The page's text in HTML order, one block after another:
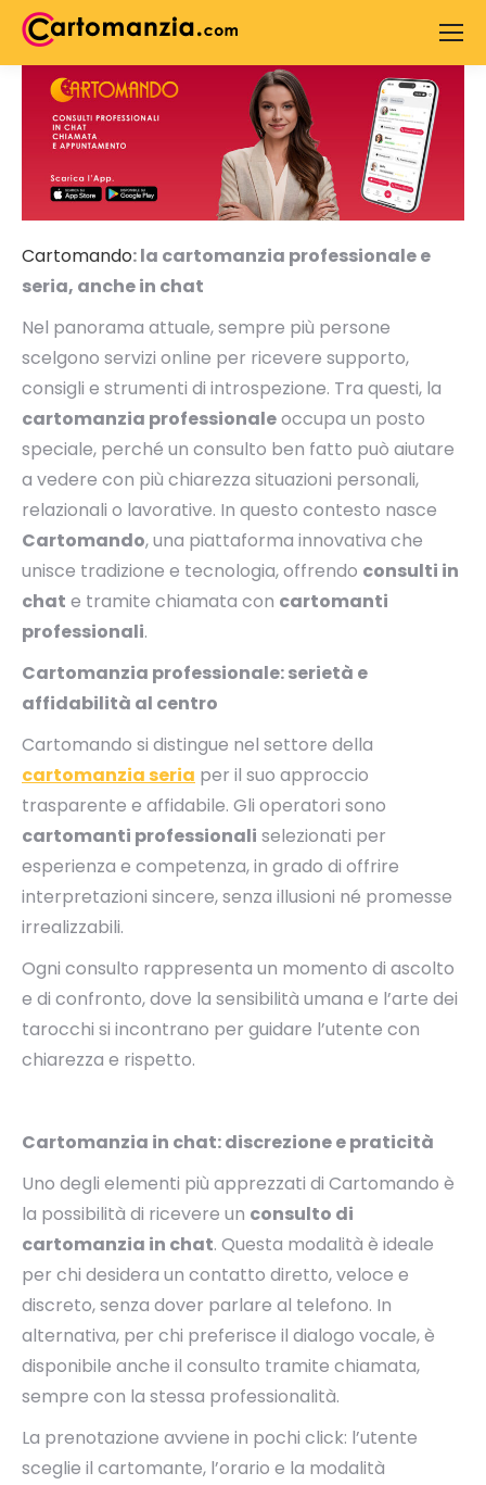
Search:
Cartomando: la cartomanzia professionale e
seria, anche in chat
Nel panorama attuale, sempre più persone
scelgono servizi online per ricevere supporto,
consigli e strumenti di introspezione. Tra questi, la
cartomanzia professionaleoccupa un posto
speciale, perché un consulto ben fatto può aiutare
a vedere con più chiarezza situazioni personali,
relazionali o lavorative. In questo contesto nasce
Cartomando, una piattaforma innovativa che
unisce tradizione e tecnologia, offrendo consulti in
chat e tramite chiamata con cartomanti
professionali.
Cartomanzia professionale: serietà e
affidabilità al centro
Cartomando si distingue nel settore della
cartomanzia seria per il suo approccio
trasparente e affidabile. Gli operatori sono
cartomanti professionali selezionati per
esperienza e competenza, in grado di offrire
interpretazioni sincere, senza illusioni né promesse
irrealizzabili.
Ogni consulto rappresenta un momento di ascolto
e di confronto, dove la sensibilità umana e l’arte dei
tarocchi si incontrano per guidare l’utente con
chiarezza e rispetto.
Cartomanzia in chat: discrezione e praticità
Uno degli elementi più apprezzati di Cartomando è
la possibilità di ricevere un consulto di
cartomanzia in chat. Questa modalità è ideale
per chi desidera un contatto diretto, veloce e
discreto, senza dover parlare al telefono. In
alternativa, per chi preferisce il dialogo vocale, è
disponibile anche il consulto tramite chiamata,
sempre con la stessa professionalità.
La prenotazione avviene in pochi click: l’utente
sceglie il cartomante, l’orario e la modalità